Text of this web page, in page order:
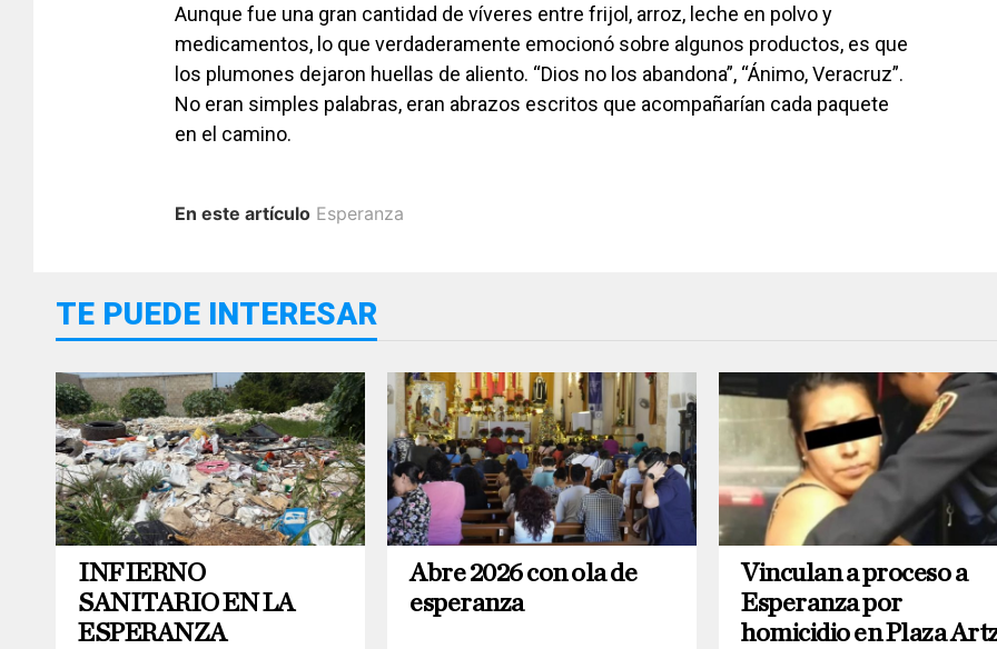
Aunque fue una gran cantidad de víveres entre frijol, arroz, leche en polvo y
medicamentos, lo que verdaderamente emocionó sobre algunos productos, es que
los plumones dejaron huellas de aliento. “Dios no los abandona”, “Ánimo, Veracruz”.
No eran simples palabras, eran abrazos escritos que acompañarían cada paquete
en el camino.
En este artículo Esperanza
TE PUEDE INTERESAR
INFIERNO
SANITARIO EN LA
ESPERANZA
Abre 2026 con ola de
esperanza
Vinculan a proceso a
Esperanza por
homicidio en Plaza